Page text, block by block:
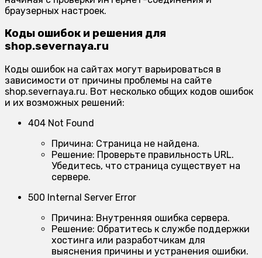
браузерных настроек.
Коды ошибок и решения для
shop.severnaya.ru
Коды ошибок на сайтах могут варьироваться в
зависимости от причины проблемы на сайте
shop.severnaya.ru. Вот несколько общих кодов ошибок
и их возможных решений:
404 Not Found
Причина: Страница не найдена.
Решение: Проверьте правильность URL.
Убедитесь, что страница существует на
сервере.
500 Internal Server Error
Причина: Внутренняя ошибка сервера.
Решение: Обратитесь к службе поддержки
хостинга или разработчикам для
выяснения причины и устранения ошибки.